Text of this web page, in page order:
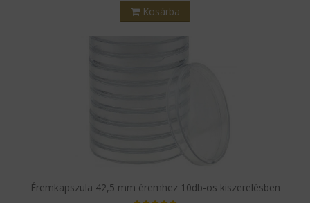
Kosárba
Éremkapszula 42,5 mm éremhez 10db-os kiszerelésben